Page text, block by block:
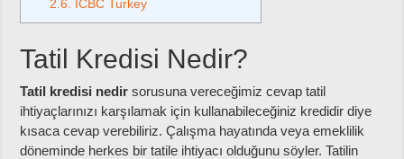
2.6.
ICBC Turkey
Tatil Kredisi Nedir?
Tatil kredisi nedir sorusuna vereceğimiz cevap tatil
ihtiyaçlarınızı karşılamak için kullanabileceğiniz kredidir diye
kısaca cevap verebiliriz. Çalışma hayatında veya emeklilik
döneminde herkes bir tatile ihtiyacı olduğunu söyler. Tatilin